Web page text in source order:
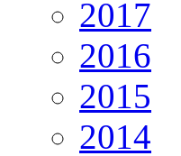
2017
2016
2015
2014